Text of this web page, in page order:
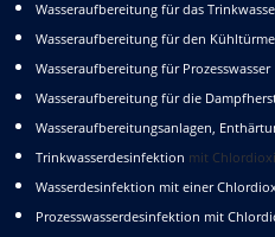
Wasseraufbereitung für das
Wasseraufbereitung für den Kühltürme
Wasseraufbereitung für Prozesswasser
Wasseraufbereitung für die
Wasseraufbereitungsanlagen,
Trinkwasserdesinfektion mit
Wasserdesinfektion mit einer
Prozesswasserdesinfektion mit